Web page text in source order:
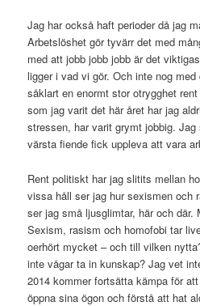
Jag har också haft perioder då jag
Arbetslöshet gör tyvärr det med
med att jobb jobb jobb är det
ligger i vad vi gör. Och inte nog
såklart en enormt stor otrygghet
som jag varit det här året har jag
stressen, har varit grymt jobbig.
värsta fiende fick uppleva att vara
Rent politiskt har jag slitits mellan
vissa håll ser jag hur sexismen och
ser jag små ljusglimtar, här och där.
Sexism, rasism och homofobi tar
oerhört mycket – och till vilken
inte vågar ta in kunskap? Jag vet
2014 kommer fortsätta kämpa för
öppna sina ögon och förstå att hat